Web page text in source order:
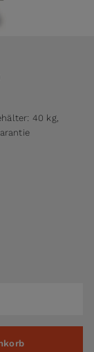
40 kg,